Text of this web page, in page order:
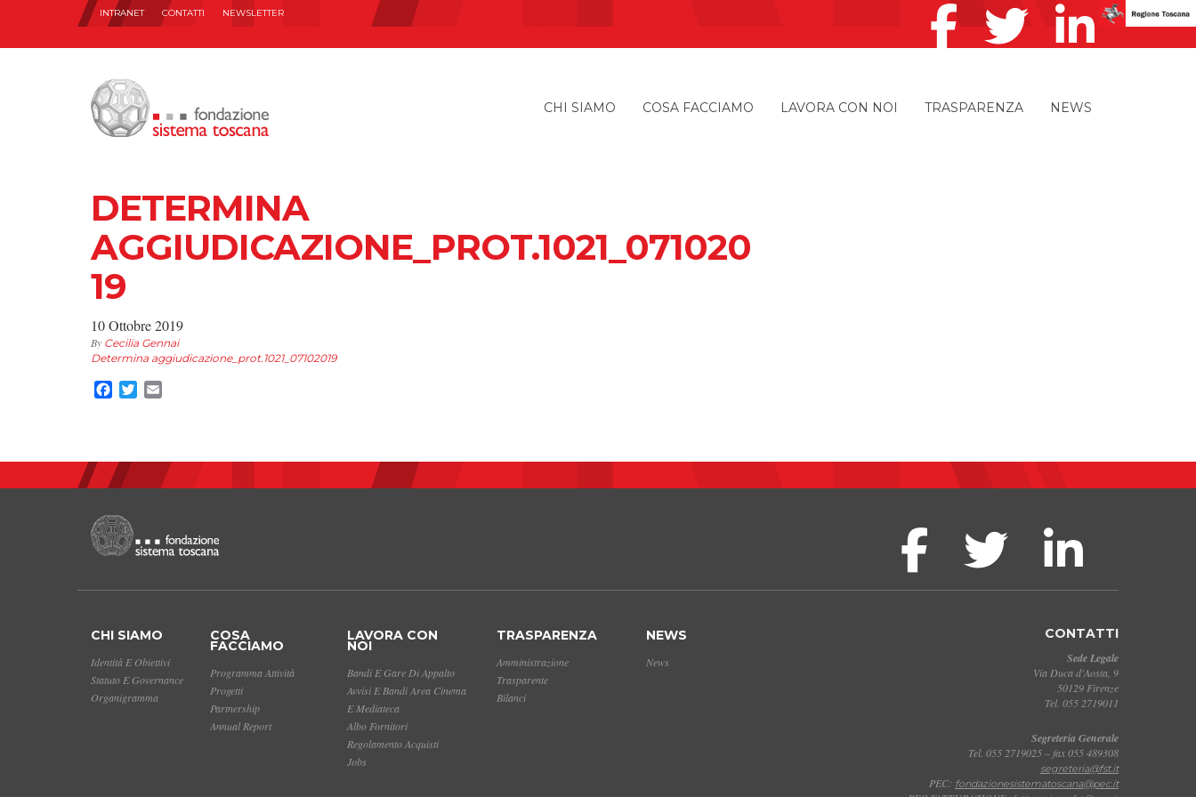
INTRANET CONTATTI NEWSLETTER
CHI SIAMO COSA FACCIAMO LAVORA CON NOI TRASPARENZA NEWS
DETERMINA
AGGIUDICAZIONE_PROT.1021_071020
19
10 Ottobre 2019
By Cecilia Gennai
Determina aggiudicazione_prot.1021_07102019
Facebook
Twitter
CHI SIAMO
Identità E Obiettivi
Statuto E Governance
Organigramma
COSA
FACCIAMO
Programma Attività
Progetti
Partnership
Annual Report
LAVORA CON
NOI
Bandi E Gare Di Appalto
Avvisi E Bandi Area Cinema
E Mediateca
Albo Fornitori
Regolamento Acquisti
Jobs
TRASPARENZA
Amministrazione
Trasparente
Bilanci
NEWS
News
CONTATTI
Sede Legale
Via Duca d'Aosta, 9
50129 Firenze
Tel. 055 2719011
Segreteria Generale
Tel. 055 2719025 – fax 055 489308
segreteria@fst.it
PEC: fondazionesistematoscana@pec.it